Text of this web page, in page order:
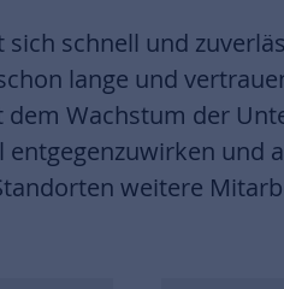
schnell und
lange und
Wachstum der
und
weitere